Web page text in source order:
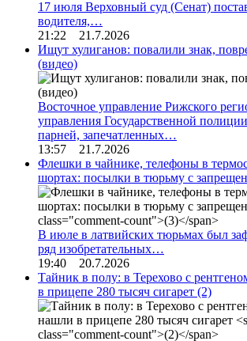
17 июля Верховный суд (Сенат)
водителя,…
21:22 21.7.2026
Ищут хулиганов: повалили знак,
(видео)
Восточное управление Рижского
управления Государственной
парней, запечатленных…
13:57 21.7.2026
Флешки в чайнике, телефоны в
шортах: посылки в тюрьму с
В июле в латвийских тюрьмах был
ряд изобретательных…
19:40 20.7.2026
Тайник в полу: в Терехово с
в прицепе 280 тысяч сигарет (2)